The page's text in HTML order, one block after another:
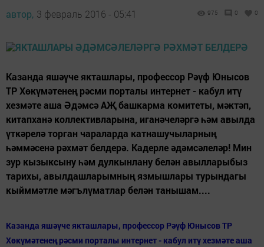
автор, 3 февраль 2016 - 05:41 975 0 0
Казанда яшәүче якташлары, профессор Рәүф Юнысов
ТР Хөкүмәтенең рәсми порталы интернет - кабул итү
хезмәте аша Әдәмсә АҖ башкарма комитеты, мәктәп,
китапханә коллективларына, иганәчеләргә һәм авылда
үткәрелә торган чараларда катнашучыларның
һәммәсенә рәхмәт белдерә. Кадерле әдәмсәлеләр! Мин
зур кызыксыну һәм дулкынлану белән авылларыбыз
тарихы, авылдашларымның язмышлары турындагы
кыйммәтле мәгълүматлар белән танышам....
Казанда яшәүче якташлары, профессор Рәүф Юнысов ТР
Хөкүмәтенең рәсми порталы интернет - кабул итү хезмәте аша